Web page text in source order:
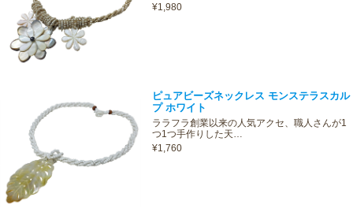
¥1,980
ピュアビーズネックレス モンステラスカル
プ ホワイト
ララフラ創業以来の人気アクセ、職人さんが1
つ1つ手作りした天…
¥1,760